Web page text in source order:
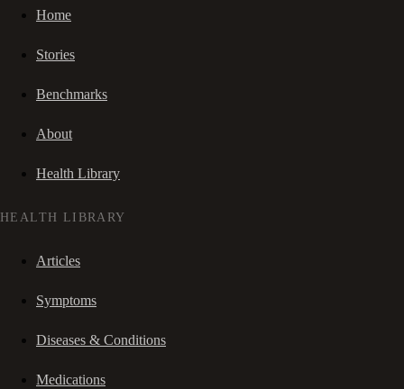
Home
Stories
Benchmarks
About
Health Library
HEALTH LIBRARY
Articles
Symptoms
Diseases & Conditions
Medications